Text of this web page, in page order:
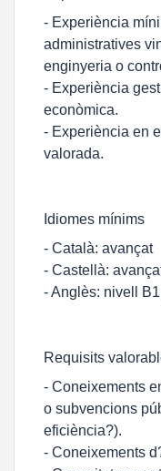
- Experiència
administratives
enginyeria o
- Experiència
econòmica.
- Experiència en
valorada.
Idiomes mínims
- Català: avançat
- Castellà:
- Anglès: nivell
Requisits
- Coneixements
o subvencions
eficiència?).
- Coneixements